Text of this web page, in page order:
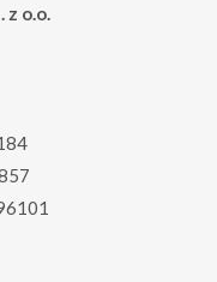
z o.o.